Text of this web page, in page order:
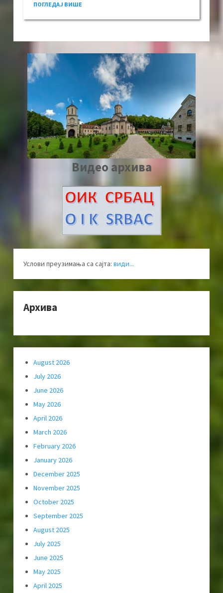
ПОГЛЕДАЈ ВИШЕ
Видео архива
Услови преузимања са сајта: види...
Архива
August 2026
July 2026
June 2026
May 2026
April 2026
March 2026
February 2026
January 2026
December 2025
November 2025
October 2025
September 2025
August 2025
July 2025
June 2025
May 2025
April 2025